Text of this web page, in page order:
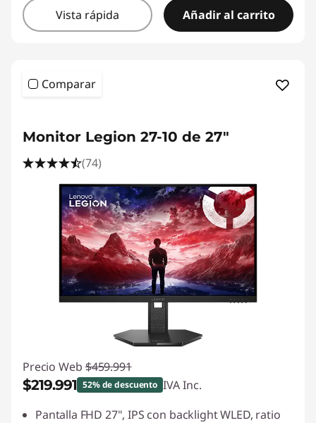
Vista rápida Añadir al carrito
Comparar
Monitor Legion 27-10 de 27"
(74)
Precio Web $459.991
$219.991 52% de descuento IVA Inc.
Ahorros instantáneos :-$240.000
Pantalla FHD 27", IPS con backlight WLED, ratio